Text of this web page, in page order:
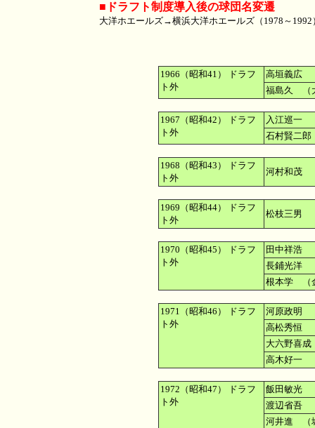
■ドラフト制度導入後の球団名変遷
大洋ホエールズ→横浜大洋ホエールズ（1978～
1966（昭和41） ドラフ
ト外
高垣義広
福島久 （
1967（昭和42） ドラフ
ト外
入江巡一
石村賢二
1968（昭和43） ドラフ
ト外
河村和茂
1969（昭和44） ドラフ
ト外
松枝三男
1970（昭和45） ドラフ
ト外
田中祥浩
長鋪光洋
根本学 （
1971（昭和46） ドラフ
ト外
河原政明
高松秀恒
大六野喜
高木好一
1972（昭和47） ドラフ
ト外
飯田敏光
渡辺省吾
河井進 （